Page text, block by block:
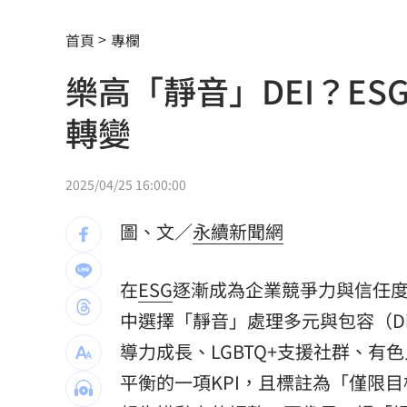
當年日本捐台AZ疫苗真相曝 專為台灣
美官員：伊朗與阿曼很快就荷莫茲達成
植物人妻獲賠1035萬…尪照顧她卻被岳
宏都拉斯蝦農嗆中：寧多付20%關稅賣
當年日本捐我AZ秘辛！他牽線揭專為台
特斯拉撞12車！目擊者：賓士擋下救好
姜厚任女友「3碩1博」爆造假！本人發
慈濟遭詐10億 AIT突發文打擊詐騙網笑
首頁 專欄
樂高「靜音」DEI？
轉變
2025/04/25 16:00:00
圖、文／永續新聞網
在ESG逐漸成為企業競爭力與信任
中選擇「靜音」處理多元與包容
導力成長、LGBTQ+支援社群、有
平衡的一項KPI，且標註為「僅